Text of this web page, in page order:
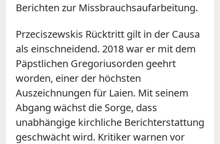
Berichten zur Missbrauchsaufarbeitung.
Przeciszewskis Rücktritt gilt in der Causa
als einschneidend. 2018 war er mit dem
Päpstlichen Gregoriusorden geehrt
worden, einer der höchsten
Auszeichnungen für Laien. Mit seinem
Abgang wächst die Sorge, dass
unabhängige kirchliche Berichterstattung
geschwächt wird. Kritiker warnen vor